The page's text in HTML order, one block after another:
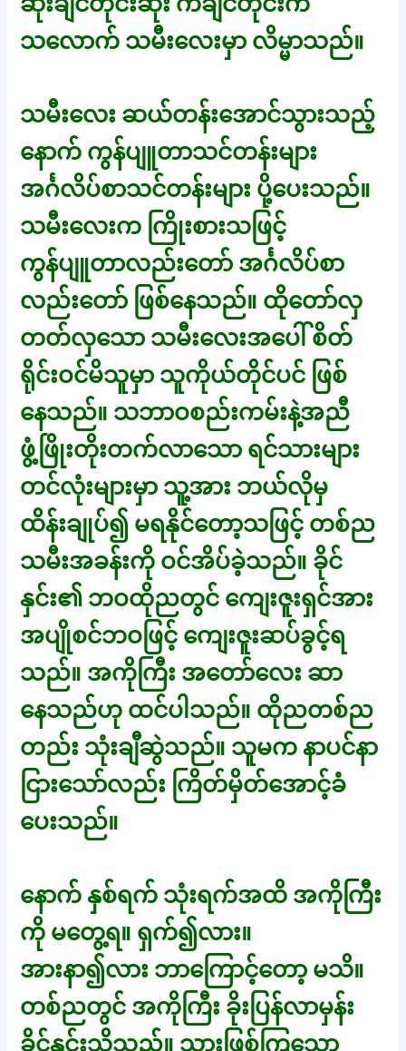
သလောက် သမီးလေးမှာ လိမ္မာသည်။
သမီးလေး ဆယ်တန်းအောင်သွားသည့်
နောက် ကွန်ပျူတာသင်တန်းများ
အင်္ဂလိပ်စာသင်တန်းများ ပို့ပေးသည်။
သမီးလေးက ကြိုးစားသဖြင့်
ကွန်ပျူတာလည်းတော် အင်္ဂလိပ်စာ
လည်းတော် ဖြစ်နေသည်။ ထိုတော်လှ
တတ်လှသော သမီးလေးအပေါ် စိတ်
ရိုင်းဝင်မိသူမှာ သူကိုယ်တိုင်ပင် ဖြစ်
နေသည်။ သဘာဝစည်းကမ်းနဲ့အညီ
ဖွံ့ဖြိုးတိုးတက်လာသော ရင်သားများ
တင်လုံးများမှာ သူ့အား ဘယ်လိုမှ
ထိန်းချုပ်၍ မရနိုင်တော့သဖြင့် တစ်ည
သမီးအခန်းကို ဝင်အိပ်ခဲ့သည်။ ခိုင်
နှင်း၏ ဘဝထိုညတွင် ကျေးဇူးရှင်အား
အပျိုစင်ဘဝဖြင့် ကျေးဇူးဆပ်ခွင့်ရ
သည်။ အကိုကြီး အတော်လေး ဆာ
နေသည်ဟု ထင်ပါသည်။ ထိုညတစ်ည
တည်း သုံးချီဆွဲသည်။ သူမက နာပင်နာ
ငြားသော်လည်း ကြိတ်မှိတ်အောင့်ခံ
ပေးသည်။
နောက် နှစ်ရက် သုံးရက်အထိ အကိုကြီး
ကို မတွေ့ရ။ ရှက်၍လား။
အားနာ၍လား ဘာကြောင့်တော့ မသိ။
တစ်ညတွင် အကိုကြီး ခိုးပြန်လာမှန်း
ခိုင်နှင်းသိသည်။ သားဖြစ်ကြသော